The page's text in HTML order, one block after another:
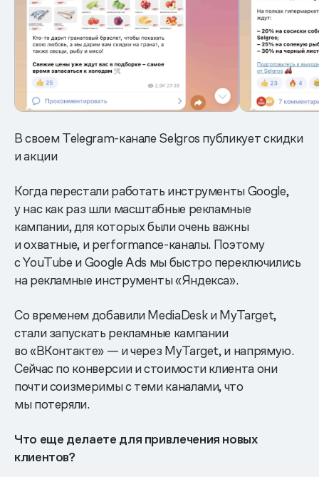
В своем Telegram-канале Selgros публикует скидки
и акции
Когда перестали работать инструменты Google,
у нас как раз шли масштабные рекламные
кампании, для которых были очень важны
и охватные, и performance-каналы. Поэтому
с YouTube и Google Ads мы быстро переключились
на рекламные инструменты «Яндекса».
Со временем добавили MediaDesk и MyTarget,
стали запускать рекламные кампании
во «ВКонтакте» — и через MyTarget, и напрямую.
Сейчас по конверсии и стоимости клиента они
почти соизмеримы с теми каналами, что
мы потеряли.
Что еще делаете для привлечения новых
клиентов?